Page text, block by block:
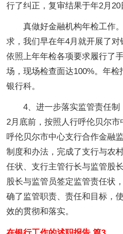
行了纠正，复审结果于年2月20
真做好金融机构年检工作
求，我们早在年4月就开展了对
依照上年年检各项要求履行了
场，现场检查面达100%。年检
银行科。
4、进一步落实监管责任制
2月底前，按照人行呼伦贝尔
呼伦贝尔市中心支行合作金融
制度和办法，完成了支行与农
任状、支行主管行长与监管股
股长与监管员签定监管责任状
确了监管职责、责任和目标，
效的贯彻和落实。